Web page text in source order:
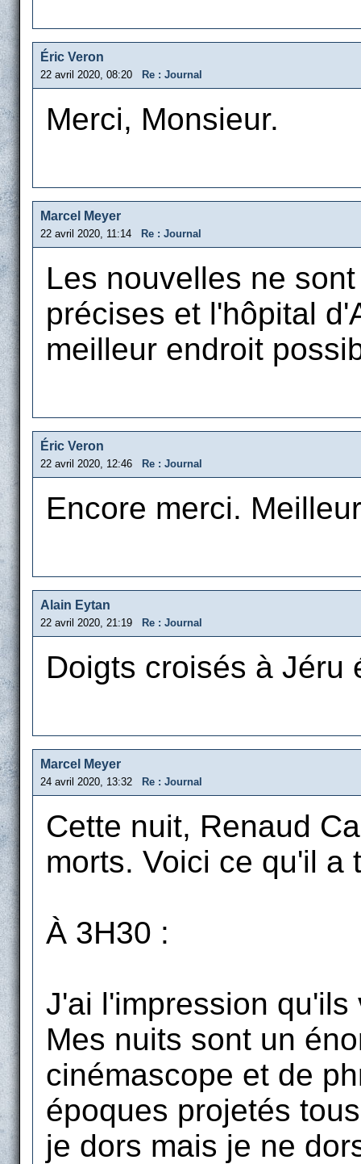
Éric Veron
22 avril 2020, 08:20 Re : Journal
Merci, Monsieur.
Marcel Meyer
22 avril 2020, 11:14 Re : Journal
Les nouvelles ne
précises et l'hôpital
meilleur endroit
Éric Veron
22 avril 2020, 12:46 Re : Journal
Encore merci.
Alain Eytan
22 avril 2020, 21:19 Re : Journal
Doigts croisés à Jéru
Marcel Meyer
24 avril 2020, 13:32 Re : Journal
Cette nuit, Renaud
morts. Voici ce qu'il a
À 3H30 :
J'ai l'impression
Mes nuits sont un
cinémascope et de
époques projetés
je dors mais je ne